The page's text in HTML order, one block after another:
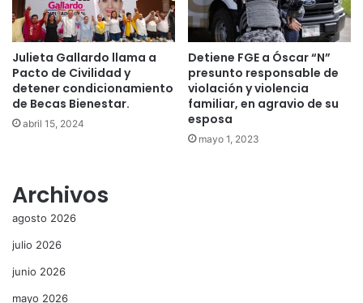
Julieta Gallardo llama a
Pacto de Civilidad y
detener condicionamiento
de Becas Bienestar.
abril 15, 2024
Detiene FGE a Óscar “N”
presunto responsable de
violación y violencia
familiar, en agravio de su
esposa
mayo 1, 2023
Archivos
agosto 2026
julio 2026
junio 2026
mayo 2026